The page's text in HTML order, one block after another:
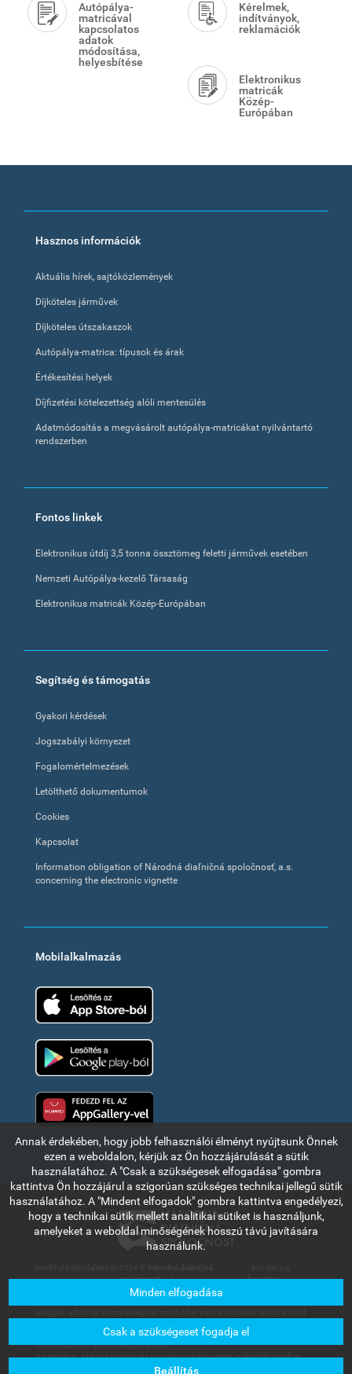
Autópálya-
matricával
kapcsolatos
adatok
módosítása,
helyesbítése
Kérelmek,
indítványok,
reklamációk
Elektronikus
matricák
Közép-
Európában
Footer
Hasznos információk
Aktuális hírek, sajtóközlemények
Díjköteles járművek
Díjköteles útszakaszok
Autópálya-matrica: típusok és árak
Értékesítési helyek
Díjfizetési kötelezettség alóli mentesülés
Adatmódosítás a megvásárolt autópálya-matricákat nyilvántartó
rendszerben
Fontos linkek
Elektronikus útdíj 3,5 tonna össztömeg feletti járművek esetében
Nemzeti Autópálya-kezelő Társaság
Elektronikus matricák Közép-Európában
Segítség és támogatás
Gyakori kérdések
Jogszabályi környezet
Fogalomértelmezések
Letölthető dokumentumok
Cookies
Kapcsolat
Information obligation of Národná diaľničná spoločnosť, a.s.
concerning the electronic vignette
Mobilalkalmazás
spoločnosť, a.s.
fenntartva.
Az ebben a részben olvasható információk és adatok kizárólag tájékoztató
vállal felelősséget a felhasználókat vagy harmadik személyt az információk
használata okán ért lehetséges károkért.
A személyes adatok kezelésével kapcsolatos tájékoztatást azÜgyfélszolgálat -
menüpont alatt található Általános üzleti feltételek
Annak érdekében, hogy jobb felhasználói élményt nyújtsunk Önnek
ezen a weboldalon, kérjük az Ön hozzájárulását a sütik
használatához. A "Csak a szükségesek elfogadása" gombra
kattintva Ön hozzájárul a szigorúan szükséges technikai jellegű sütik
használatához. A "Mindent elfogadok" gombra kattintva engedélyezi,
hogy a technikai sütik mellett analitikai sütiket is használjunk,
amelyeket a weboldal minőségének hosszú távú javítására
használunk.
Minden elfogadása
Csak a szükségeset fogadja el
Beállítás